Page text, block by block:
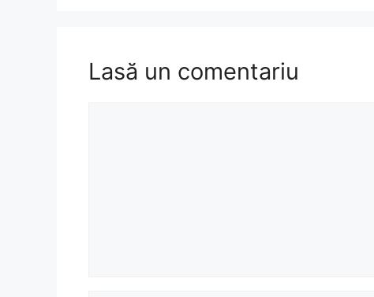
Lasă un comentariu